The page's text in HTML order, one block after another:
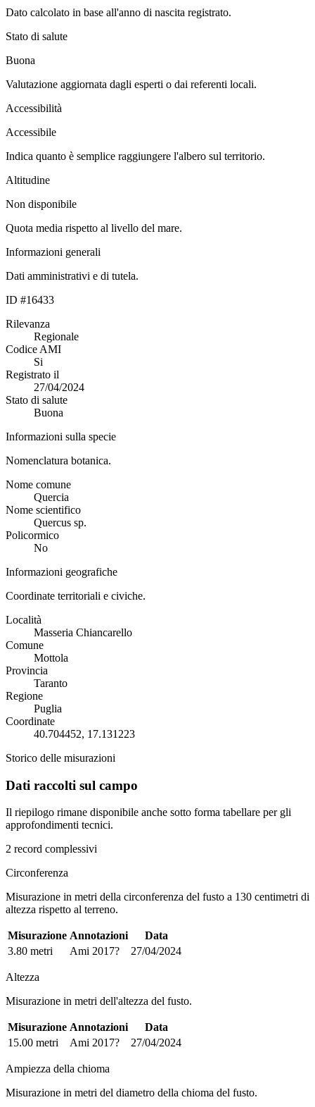
Dato calcolato in base all'anno di nascita registrato.
Stato di salute
Buona
Valutazione aggiornata dagli esperti o dai referenti locali.
Accessibilità
Accessibile
Indica quanto è semplice raggiungere l'albero sul territorio.
Altitudine
Non disponibile
Quota media rispetto al livello del mare.
Informazioni generali
Dati amministrativi e di tutela.
ID #16433
Rilevanza
Regionale
Codice AMI
Si
Registrato il
27/04/2024
Stato di salute
Buona
Informazioni sulla specie
Nomenclatura botanica.
Nome comune
Quercia
Nome scientifico
Quercus sp.
Policormico
No
Informazioni geografiche
Coordinate territoriali e civiche.
Località
Masseria Chiancarello
Comune
Mottola
Provincia
Taranto
Regione
Puglia
Coordinate
40.704452, 17.131223
Storico delle misurazioni
Dati raccolti sul campo
Il riepilogo rimane disponibile anche sotto forma tabellare per gli
approfondimenti tecnici.
2 record complessivi
Circonferenza
Misurazione in metri della circonferenza del fusto a 130 centimetri di
altezza rispetto al terreno.
Misurazione Annotazioni
Data
3.80 metri
Ami 2017? 27/04/2024
Altezza
Misurazione in metri dell'altezza del fusto.
Misurazione Annotazioni
Data
15.00 metri
Ami 2017? 27/04/2024
Ampiezza della chioma
Misurazione in metri del diametro della chioma del fusto.